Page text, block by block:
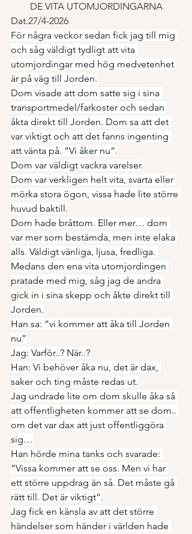
DE VITA UTOMJORDINGARNA
Dat.27/4-2026
För några veckor sedan fick jag till mig
och såg väldigt tydligt att vita
utomjordingar med hög medvetenhet
är på väg till Jorden.
Dom visade att dom satte sig i sina
transportmedel/farkoster och sedan
åkta direkt till Jorden. Dom sa att det
var viktigt och att det fanns ingenting
att vänta på. ”Vi åker nu”.
Dom var väldigt vackra varelser.
Dom var verkligen helt vita, svarta eller
mörka stora ögon, vissa hade lite större
huvud baktill.
Dom hade bråttom. Eller mer… dom
var mer som bestämda, men inte elaka
alls. Väldigt vänliga, ljusa, fredliga.
Medans den ena vita utomjordingen
pratade med mig, såg jag de andra
gick in i sina skepp och åkte direkt till
Jorden.
Han sa: ”vi kommer att åka till Jorden
nu”
Jag: Varför..? När..?
Han: Vi behöver åka nu, det är dax,
saker och ting måste redas ut.
Jag undrade lite om dom skulle åka så
att offentligheten kommer att se dom..
om det var dax att just offentliggöra
sig…
Han hörde mina tanks och svarade:
”Vissa kommer att se oss. Men vi har
ett större uppdrag än så. Det måste gå
rätt till. Det är viktigt”.
Jag fick en känsla av att det större
händelser som händer i världen hade